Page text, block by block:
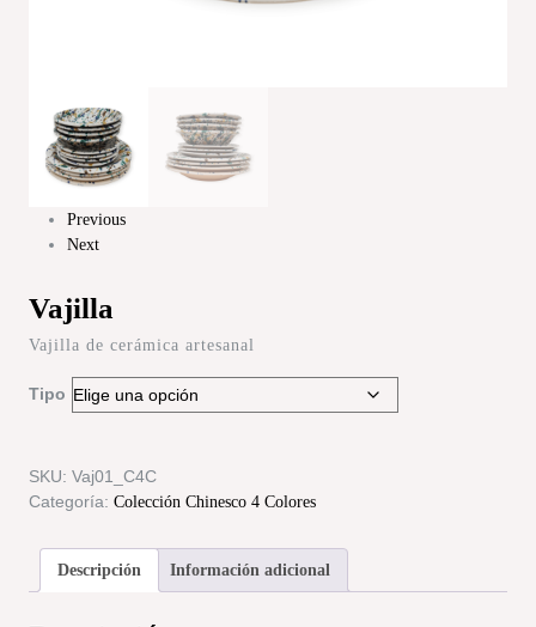
Previous
Next
Vajilla
Vajilla de cerámica artesanal
Tipo
SKU: Vaj01_C4C
Categoría: Colección Chinesco 4 Colores
Descripción Información adicional